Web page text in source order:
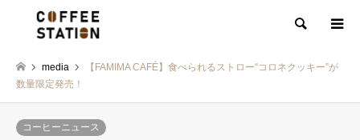
検索
media
【FAMIMA CAFÉ】食べられるストロー“コロネクッキー”が
数量限定発売！
コーヒーニュース